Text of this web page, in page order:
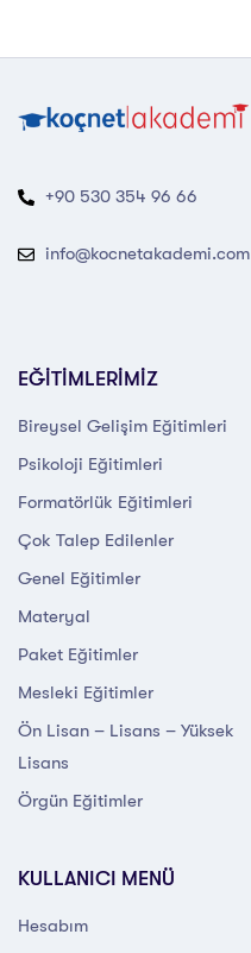
+90 530 354 96 66
info@kocnetakademi.com
EĞİTİMLERİMİZ
Bireysel Gelişim Eğitimleri
Psikoloji Eğitimleri
Formatörlük Eğitimleri
Çok Talep Edilenler
Genel Eğitimler
Materyal
Paket Eğitimler
Mesleki Eğitimler
Ön Lisan – Lisans – Yüksek
Lisans
Örgün Eğitimler
KULLANICI MENÜ
Hesabım